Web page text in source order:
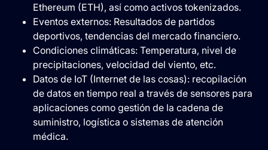
Ethereum (ETH), así como activos tokenizados.
Eventos externos: Resultados de partidos
deportivos, tendencias del mercado financiero.
Condiciones climáticas: Temperatura, nivel de
precipitaciones, velocidad del viento, etc.
Datos de IoT (Internet de las cosas): recopilación
de datos en tiempo real a través de sensores para
aplicaciones como gestión de la cadena de
suministro, logística o sistemas de atención
médica.